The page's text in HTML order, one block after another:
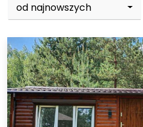
od najnowszych